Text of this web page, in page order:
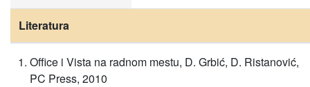
Literatura
Office i Vista na radnom mestu, D. Grbić, D. Ristanović,
PC Press, 2010